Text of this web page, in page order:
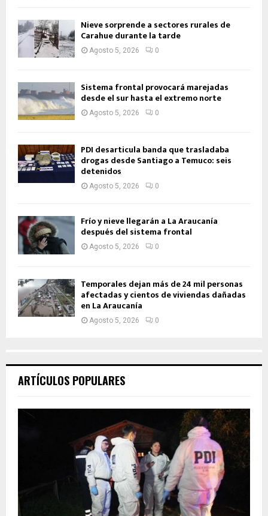
Nieve sorprende a sectores rurales de
Carahue durante la tarde
Agosto 5, 2026 0
Sistema frontal provocará marejadas
desde el sur hasta el extremo norte
Agosto 5, 2026 0
PDI desarticula banda que trasladaba
drogas desde Santiago a Temuco: seis
detenidos
Agosto 5, 2026 0
Frío y nieve llegarán a La Araucanía
después del sistema frontal
Agosto 5, 2026 0
Temporales dejan más de 24 mil personas
afectadas y cientos de viviendas dañadas
en La Araucanía
Agosto 5, 2026 0
ARTÍCULOS POPULARES